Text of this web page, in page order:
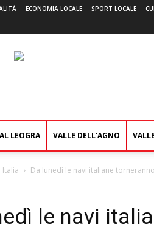
ECONOMIA LOCALE SPORT LOCALE
LEOGRA VALLE DELL’AGNO
Italia Da lunedì le navi italiane
le navi